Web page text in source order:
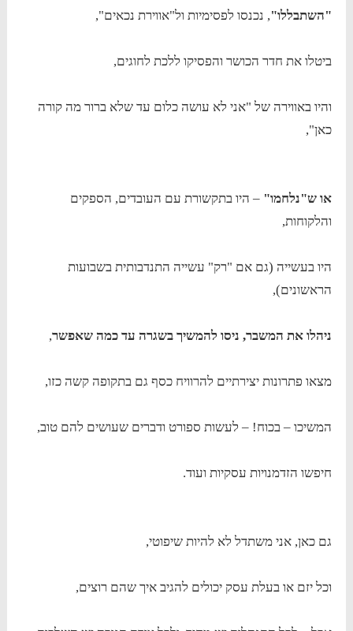
"השתבללו", נכנסו לפסימיות ול"אווירת נכאים",
ביטלו את חדר הכושר והפסיקו ללכת לחוגים,
והיו באווירה של "אני לא עושה כלום עד שלא ברור מה קורה
כאן",
או ש"נלחמו"– היו בתקשורת עם העובדים, הספקים
והלקוחות,
היו בעשייה (גם אם "רק" עשייה התנדבותית בשבועות
הראשונים),
ניהלו את המשבר, ניסו להמשיך בשגרה עד כמה שאפשר,
מצאו פתרונות יצירתיים להרוויח כסף גם בתקופה קשה כזו,
המשיכו – בכוח! – לעשות ספורט ודברים שעושים להם טוב,
חיפשו הזדמנויות עסקיות ועוד.
גם כאן, אני משתדל לא להיות שיפוטי,
וכל יזם או בעלת עסק יכולים להגיב איך שהם רוצים,